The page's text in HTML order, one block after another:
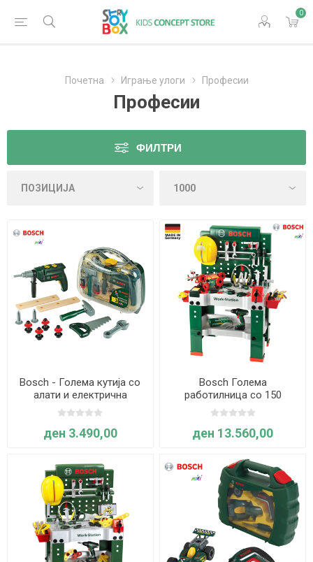
0
Почетна Играње улоги Професии
Професии
ФИЛТРИ
Bosch - Голема кутија со
алати и електрична
дупчалка - Klein
ден 3.490,00
Bosch Голема
работилница со 150
елементи - Klein
ден 13.560,00